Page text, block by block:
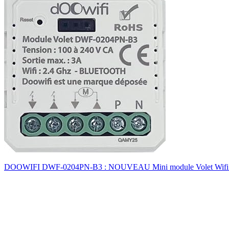
DOOWIFI DWF-0204PN-B3 : NOUVEAU Mini module Volet Wifi